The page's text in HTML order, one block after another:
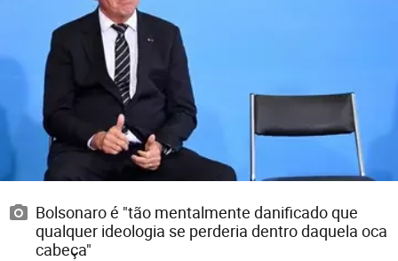
Bolsonaro é "tão mentalmente danificado que
qualquer ideologia se perderia dentro daquela oca
cabeça"